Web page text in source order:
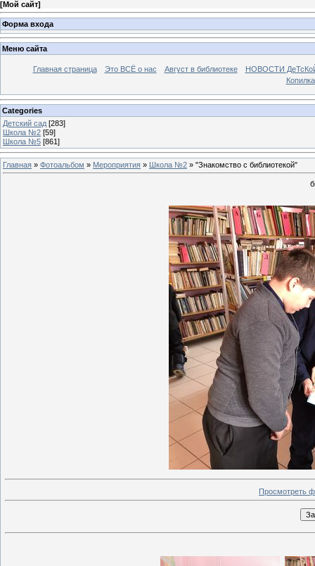
[Мой сайт]
Форма входа
Меню сайта
Главная страница Это ВСЁ о нас Август в библиотеке
НОВОСТИ
Categories
Детский сад [283]
Школа №2 [59]
Школа №5 [861]
Главная » Фотоальбом » Мероприятия » Школа №2 » "Знакомство с библиотекой"
Просмотреть